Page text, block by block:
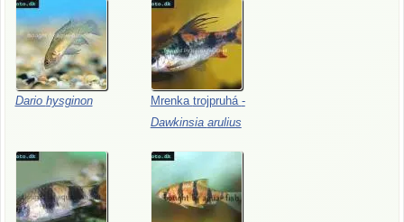
Dario hysginon Mrenka trojpruhá -
Dawkinsia arulius